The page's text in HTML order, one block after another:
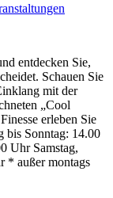
entdecken Sie,
Schauen Sie
mit der
„Cool
erleben Sie
bis Sonntag: 14.00
Uhr Samstag,
* außer montags